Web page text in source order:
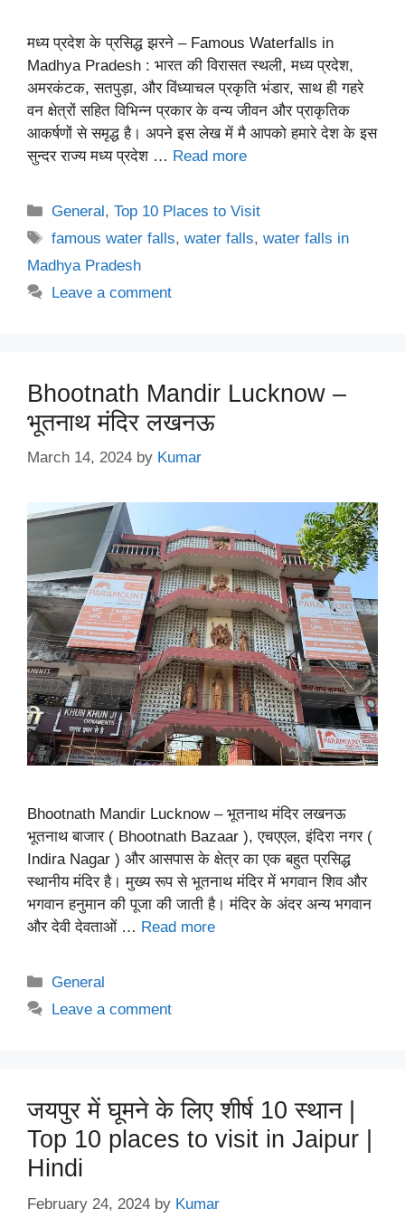
मध्य प्रदेश के प्रसिद्ध झरने – Famous Waterfalls in
Madhya Pradesh : भारत की विरासत स्थली, मध्य प्रदेश,
अमरकंटक, सतपुड़ा, और विंध्याचल प्रकृति भंडार, साथ ही गहरे
वन क्षेत्रों सहित विभिन्न प्रकार के वन्य जीवन और प्राकृतिक
आकर्षणों से समृद्ध है। अपने इस लेख में मै आपको हमारे देश के इस
सुन्दर राज्य मध्य प्रदेश … Read more
Categories
General,Top 10 Places to Visit
Tags
famous water falls,water falls,water falls in
Madhya Pradesh
Leave a comment
Bhootnath Mandir Lucknow –
भूतनाथ मंदिर लखनऊ
March 14, 2024 by Kumar
Bhootnath Mandir Lucknow – भूतनाथ मंदिर लखनऊ
भूतनाथ बाजार ( Bhootnath Bazaar ), एचएएल, इंदिरा नगर (
Indira Nagar ) और आसपास के क्षेत्र का एक बहुत प्रसिद्ध
स्थानीय मंदिर है। मुख्य रूप से भूतनाथ मंदिर में भगवान शिव और
भगवान हनुमान की पूजा की जाती है। मंदिर के अंदर अन्य भगवान
और देवी देवताओं … Read more
Categories
General
Leave a comment
जयपुर में घूमने के लिए शीर्ष 10 स्थान |
Top 10 places to visit in Jaipur |
Hindi
February 24, 2024 by Kumar